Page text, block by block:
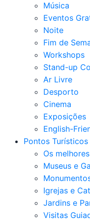
Música
Eventos
Noite
Fim de
Workshops
Stand-up
Ar Livre
Desporto
Cinema
Exposições
English-
Pontos Turísticos
Os
Museus e
Igrejas e
Jardins e
Visitas